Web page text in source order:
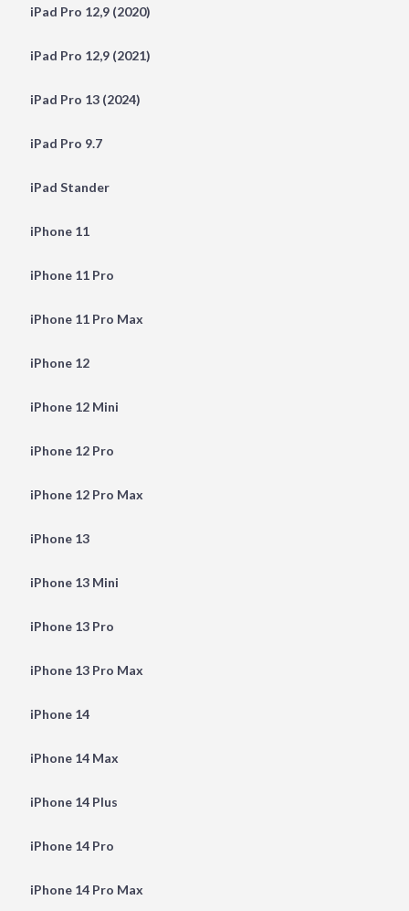
iPad Pro 12,9 (2020)
iPad Pro 12,9 (2021)
iPad Pro 13 (2024)
iPad Pro 9.7
iPad Stander
iPhone 11
iPhone 11 Pro
iPhone 11 Pro Max
iPhone 12
iPhone 12 Mini
iPhone 12 Pro
iPhone 12 Pro Max
iPhone 13
iPhone 13 Mini
iPhone 13 Pro
iPhone 13 Pro Max
iPhone 14
iPhone 14 Max
iPhone 14 Plus
iPhone 14 Pro
iPhone 14 Pro Max